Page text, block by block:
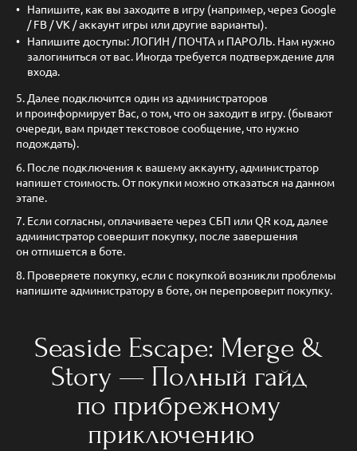
Напишите, как вы заходите в игру (например, через Google
/ FB / VK / аккаунт игры или другие варианты).
Напишите доступы: ЛОГИН / ПОЧТА и ПАРОЛЬ. Нам нужно
залогиниться от вас. Иногда требуется подтверждение для
входа.
5. Далее подключится один из администраторов
и проинформирует Вас, о том, что он заходит в игру. (бывают
очереди, вам придет текстовое сообщение, что нужно
подождать).
6. После подключения к вашему аккаунту, администратор
напишет стоимость. От покупки можно отказаться на данном
этапе.
7. Если согласны, оплачиваете через СБП или QR код, далее
администратор совершит покупку, после завершения
он отпишется в боте.
8. Проверяете покупку, если с покупкой возникли проблемы
напишите администратору в боте, он перепроверит покупку.
Seaside Escape: Merge &
Story — Полный гайд
по прибрежному
приключению